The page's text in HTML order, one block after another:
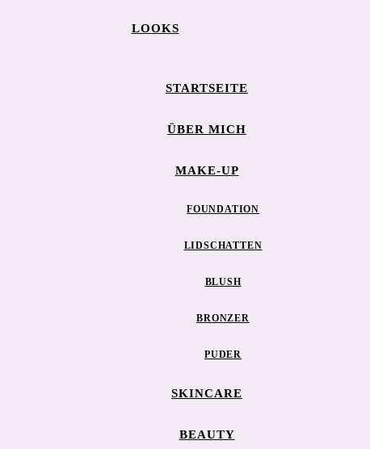
LOOKS
STARTSEITE
ÜBER MICH
MAKE-UP
FOUNDATION
LIDSCHATTEN
BLUSH
BRONZER
PUDER
SKINCARE
BEAUTY